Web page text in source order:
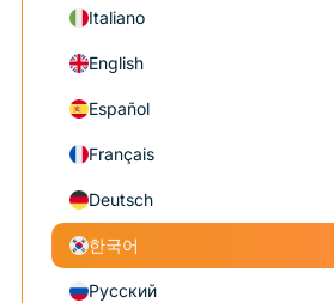
Italiano
English
Español
Français
Deutsch
한국어
Русский